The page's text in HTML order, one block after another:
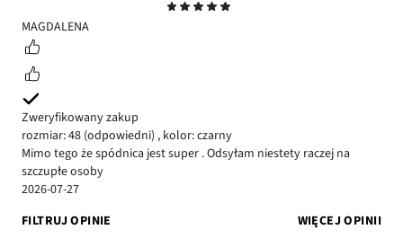
5
MAGDALENA
Zweryfikowany zakup
rozmiar: 48 (odpowiedni) , kolor: czarny
Mimo tego że spódnica jest super . Odsyłam niestety raczej na
szczupłe osoby
2026-07-27
FILTRUJ OPINIE
WIĘCEJ OPINII